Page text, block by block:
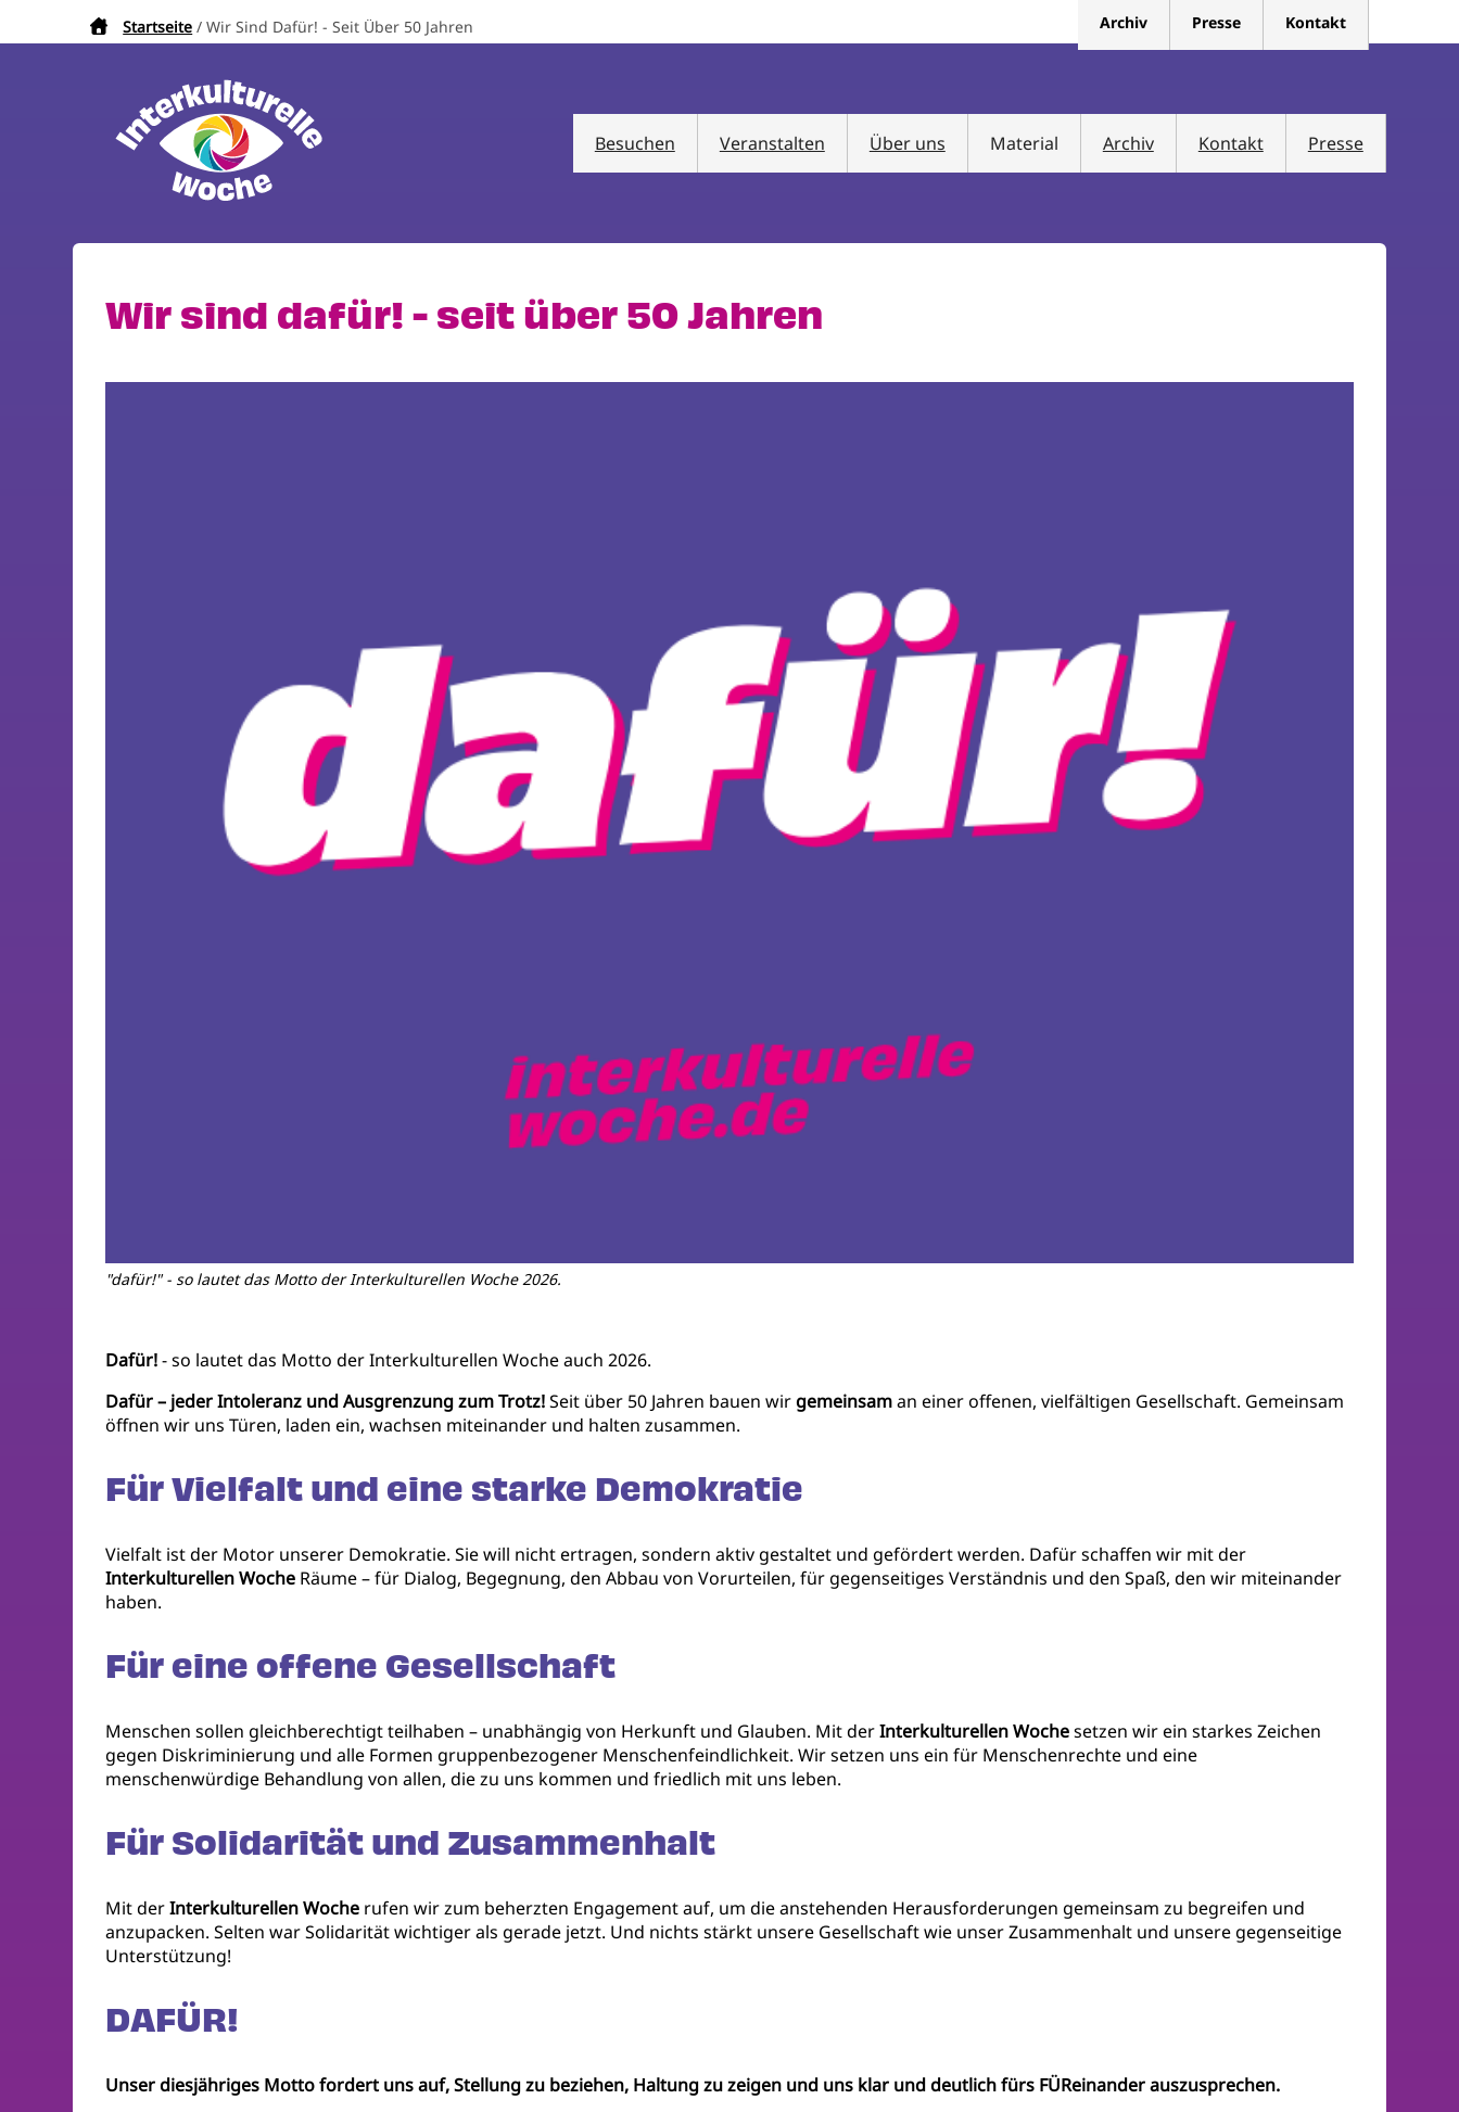
Pfadnavigation
Startseite Wir Sind Dafür! - Seit Über 50 Jahren Archiv Presse Kontakt
Besuchen Veranstalten Über uns Material Archiv Kontakt Presse
Wir sind dafür! - seit über 50 Jahren
"dafür!" - so lautet das Motto der Interkulturellen Woche 2026.
Dafür!- so lautet das Motto der Interkulturellen Woche auch 2026.
Dafür – jeder Intoleranz und Ausgrenzung zum Trotz!Seit über 50 Jahren bauen wirgemeinsaman einer offenen, vielfältigen Gesellschaft. Gemeinsam
öffnen wir uns Türen, laden ein, wachsen miteinander und halten zusammen.
Für Vielfalt und eine starke Demokratie
Vielfalt ist der Motor unserer Demokratie. Sie will nicht ertragen, sondern aktiv gestaltet und gefördert werden. Dafür schaffen wir mit der
Interkulturellen Woche Räume – für Dialog, Begegnung, den Abbau von Vorurteilen, für gegenseitiges Verständnis und den Spaß, den wir miteinander
haben.
Für eine offene Gesellschaft
Menschen sollen gleichberechtigt teilhaben – unabhängig von Herkunft und Glauben. Mit derInterkulturellen Wochesetzen wir ein starkes Zeichen
gegen Diskriminierung und alle Formen gruppenbezogener Menschenfeindlichkeit. Wir setzen uns ein für Menschenrechte und eine
menschenwürdige Behandlung von allen, die zu uns kommen und friedlich mit uns leben.
Für Solidarität und Zusammenhalt
Mit derInterkulturellen Woche rufen wir zum beherzten Engagement auf, um die anstehenden Herausforderungen gemeinsam zu begreifen und
anzupacken. Selten war Solidarität wichtiger als gerade jetzt. Und nichts stärkt unsere Gesellschaft wie unser Zusammenhalt und unsere gegenseitige
Unterstützung!
DAFÜR!
Unser diesjähriges Motto fordert uns auf, Stellung zu beziehen, Haltung zu zeigen und uns klar und deutlich fürs FÜReinander auszusprechen.